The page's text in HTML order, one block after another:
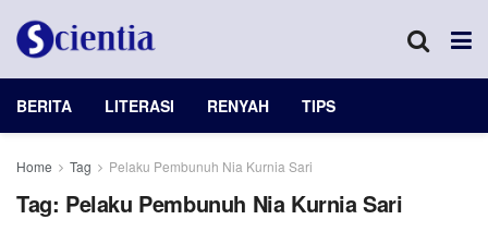
BERITA LITERASI RENYAH TIPS
Home Tag Pelaku Pembunuh Nia Kurnia Sari
Tag: Pelaku Pembunuh Nia Kurnia Sari